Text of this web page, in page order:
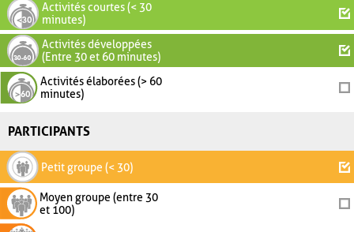
Activités courtes (< 30
minutes)
Activités développées
(Entre 30 et 60 minutes)
Activités élaborées (> 60
minutes)
PARTICIPANTS
Petit groupe (< 30)
Moyen groupe (entre 30
et 100)